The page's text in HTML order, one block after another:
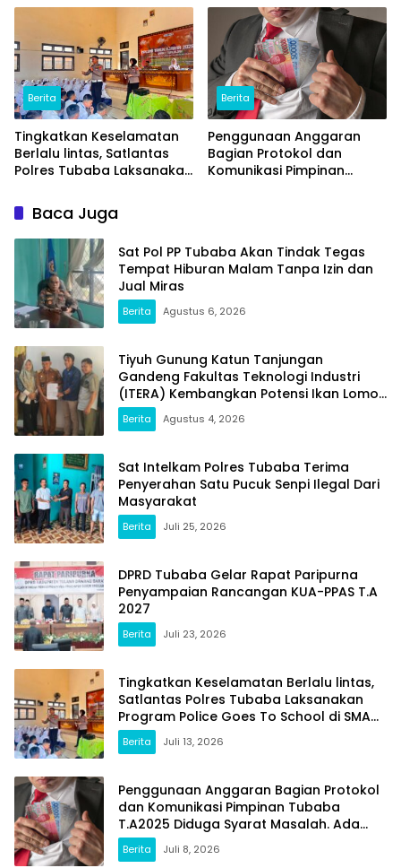
Masyarakat
Berita
Tingkatkan Keselamatan
Berlalu lintas, Satlantas
Polres Tubaba Laksanakan
School di SMAN 1 Tumijajar
Berita
Penggunaan Anggaran
Bagian Protokol dan
Komunikasi Pimpinan
Baca Juga
Sat Pol PP Tubaba Akan Tindak Tegas
Tempat Hiburan Malam Tanpa Izin dan
Jual Miras
Berita Agustus 6, 2026
Tiyuh Gunung Katun Tanjungan
Gandeng Fakultas Teknologi Industri
(ITERA) Kembangkan Potensi Ikan Lomou
Menjadi Prodak Unggulan
Berita Agustus 4, 2026
Sat Intelkam Polres Tubaba Terima
Penyerahan Satu Pucuk Senpi Ilegal Dari
Masyarakat
Berita Juli 25, 2026
DPRD Tubaba Gelar Rapat Paripurna
Penyampaian Rancangan KUA-PPAS T.A
2027
Berita Juli 23, 2026
Tingkatkan Keselamatan Berlalu lintas,
Satlantas Polres Tubaba Laksanakan
Program Police Goes To School di SMAN
1 Tumijajar
Berita Juli 13, 2026
Penggunaan Anggaran Bagian Protokol
dan Komunikasi Pimpinan Tubaba
T.A2025 Diduga Syarat Masalah. Ada
Indikasi Tumpang Tindih dan Kegiatan
Fiktif
Berita Juli 8, 2026